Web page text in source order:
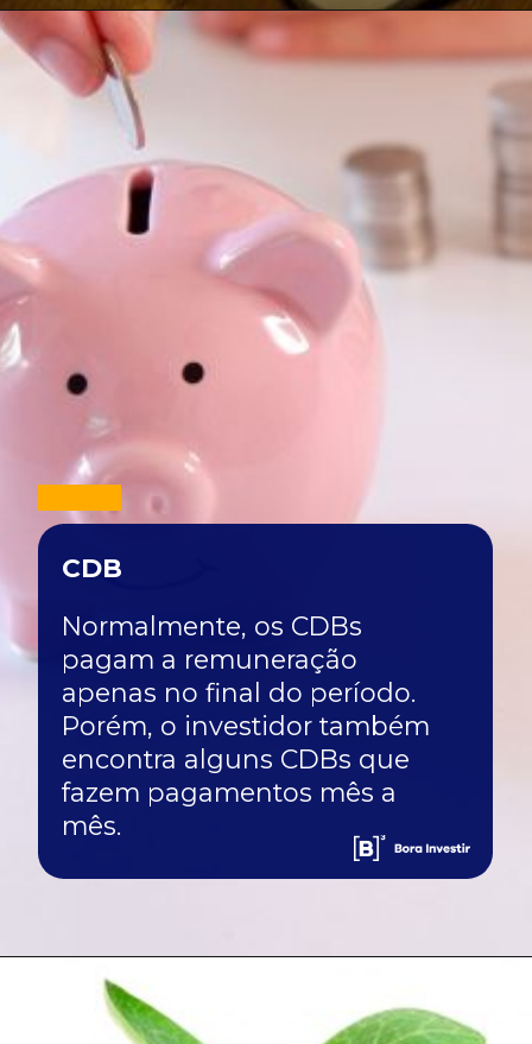
CDB
Normalmente, os CDBs
pagam a remuneração
apenas no final do período.
Porém, o investidor também
encontra alguns CDBs que
fazem pagamentos mês a
mês.